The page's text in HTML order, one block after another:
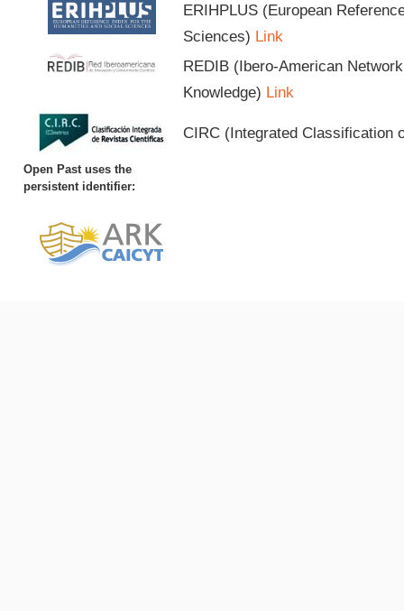
ERIHPLUS (European
Sciences) Link
REDIB (Ibero-American
Knowledge) Link
CIRC (Integrated Classification
Open Past uses the
persistent identifier: